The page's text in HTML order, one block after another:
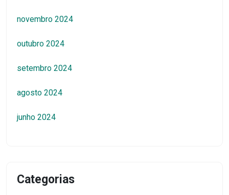
novembro 2024
outubro 2024
setembro 2024
agosto 2024
junho 2024
Categorias